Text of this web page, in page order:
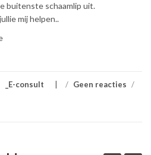
buitenste schaamlip uit.
mij helpen..
_E-consult / Geen reacties /